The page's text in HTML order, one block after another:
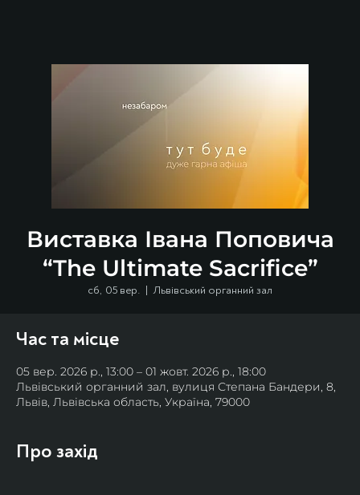
Виставка Івана Поповича
“The Ultimate Sacrifice”
сб, 05 вер.
  |
Львівський органний зал
Час та місце
05 вер. 2026 р., 13:00 – 01 жовт. 2026 р., 18:00
Львівський органний зал, вулиця Степана Бандери, 8,
Львів, Львівська область, Україна, 79000
Про захід